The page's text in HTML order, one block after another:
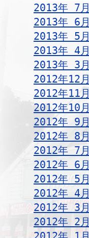
2013年 7月
2013年 6月
2013年 5月
2013年 4月
2013年 3月
2012年12月
2012年11月
2012年10月
2012年 9月
2012年 8月
2012年 7月
2012年 6月
2012年 5月
2012年 4月
2012年 3月
2012年 2月